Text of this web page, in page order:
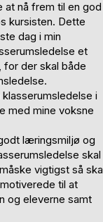
at nå frem til en god
kursisten. Dette
dag i min
et
der skal både
i
med mine voksne
læringsmiljø og
skal
vigtigst så
til at
og eleverne samt